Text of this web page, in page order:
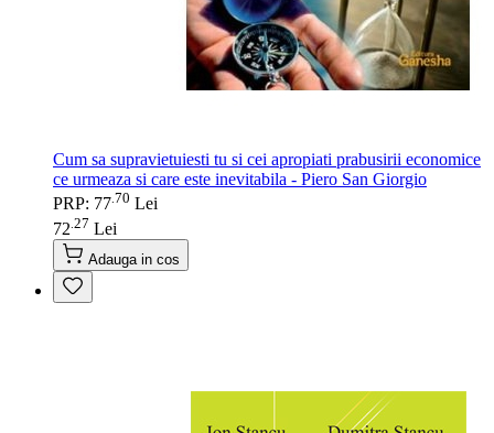
Cum sa supravietuiesti tu si cei apropiati prabusirii economice
ce urmeaza si care este inevitabila - Piero San Giorgio
PRP: 77 70 Lei
72 27 Lei
Adauga in cos